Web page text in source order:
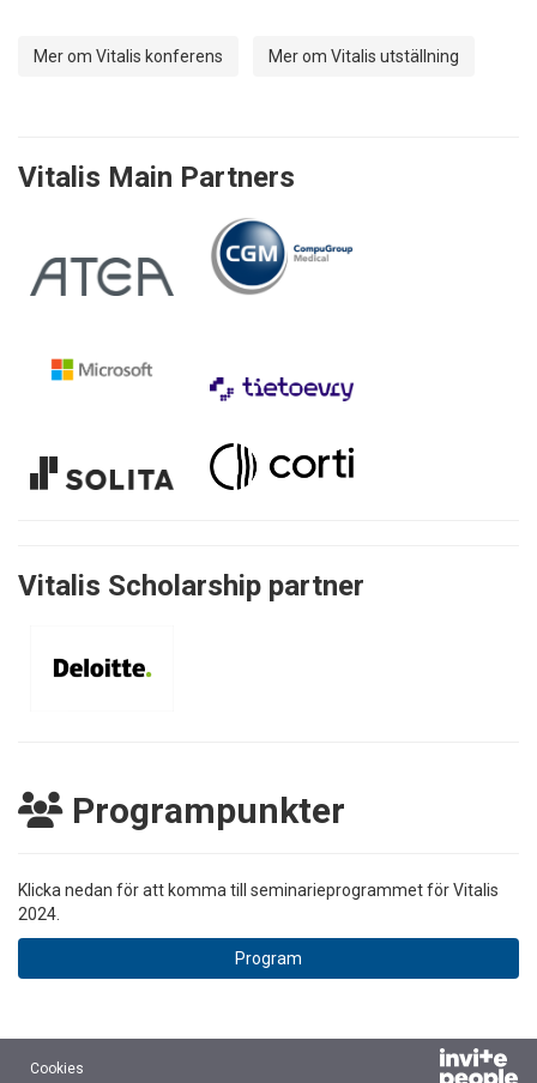
Mer om Vitalis konferens Mer om Vitalis utställning
Vitalis Main Partners
Vitalis Scholarship partner
Programpunkter
Klicka nedan för att komma till seminarieprogrammet för Vitalis
2024.
Program
Cookies